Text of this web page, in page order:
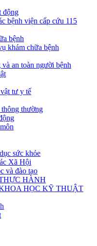
động
bệnh viện cấp cứu 115
bệnh
khám chữa bệnh
an toàn người bệnh
tư y tế
thông thường
sức khỏe
Xã Hội
và đào tạo
HÀNH
HỌC KỸ THUẬT